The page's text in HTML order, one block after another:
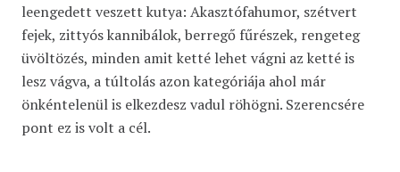
leengedett veszett kutya: Akasztófahumor, szétvert
fejek, zittyós kannibálok, berregő fűrészek, rengeteg
üvöltözés, minden amit ketté lehet vágni az ketté is
lesz vágva, a túltolás azon kategóriája ahol már
önkéntelenül is elkezdesz vadul röhögni. Szerencsére
pont ez is volt a cél.